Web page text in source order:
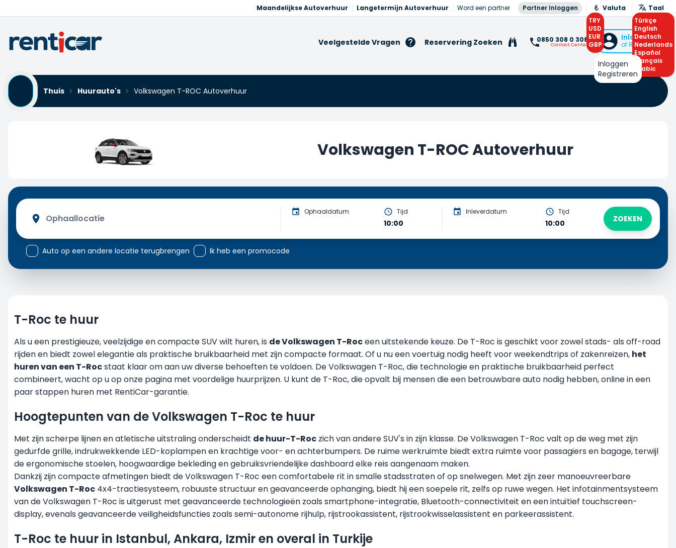
Maandelijkse Autoverhuur Langetermijn Autoverhuur Word een partner Partner Inloggen
Valuta
TRY
USD
EUR
GBP
Taal
Türkçe
English
Deutsch
Nederlands
Español
Français
Arabic
Veelgestelde Vragen Reservering Zoeken 0850 308 0 308
Contact Center
Inloggen
of Registreren
Inloggen
Registreren
Thuis
Huurauto's Volkswagen T-ROC Autoverhuur
Volkswagen T-ROC Autoverhuur
Ophaaldatum Tijd
10:00
Inleverdatum Tijd
10:00 ZOEKEN
Auto op een andere locatie terugbrengen Ik heb een promocode
T-Roc te huur
Als u een prestigieuze, veelzijdige en compacte SUV wilt huren, is de Volkswagen T-Roceen uitstekende keuze. De T-Roc is geschikt voor zowel stads- als off-road
rijden en biedt zowel elegantie als praktische bruikbaarheid met zijn compacte formaat. Of u nu een voertuig nodig heeft voor weekendtrips of zakenreizen, het
huren van een T-Rocstaat klaar om aan uw diverse behoeften te voldoen. De Volkswagen T-Roc, die technologie en praktische bruikbaarheid perfect
combineert, wacht op u op onze pagina met voordelige huurprijzen. U kunt de T-Roc, die opvalt bij mensen die een betrouwbare auto nodig hebben, online in een
paar stappen huren met RentiCar-garantie.
Hoogtepunten van de Volkswagen T-Roc te huur
Met zijn scherpe lijnen en atletische uitstraling onderscheidt de huur-T-Roc zich van andere SUV's in zijn klasse. De Volkswagen T-Roc valt op de weg met zijn
gedurfde grille, indrukwekkende LED-koplampen en krachtige voor- en achterbumpers. De ruime werkruimte biedt extra ruimte voor passagiers en bagage, terwijl
de ergonomische stoelen, hoogwaardige bekleding en gebruiksvriendelijke dashboard elke reis aangenaam maken.
Dankzij zijn compacte afmetingen biedt de Volkswagen T-Roc een comfortabele rit in smalle stadsstraten of op snelwegen. Met zijn zeer manoeuvreerbare
Volkswagen T-Roc 4x4-tractiesysteem, robuuste structuur en geavanceerde ophanging, biedt hij een soepele rit, zelfs op ruwe wegen. Het infotainmentsysteem
van de Volkswagen T-Roc is uitgerust met geavanceerde technologieën zoals smartphone-integratie, Bluetooth-connectiviteit en een intuïtief touchscreen-
display, evenals geavanceerde veiligheidsfuncties zoals semi-autonome rijhulp, rijstrookassistent, rijstrookwisselassistent en parkeerassistent.
T-Roc te huur in Istanbul, Ankara, Izmir en overal in Turkije